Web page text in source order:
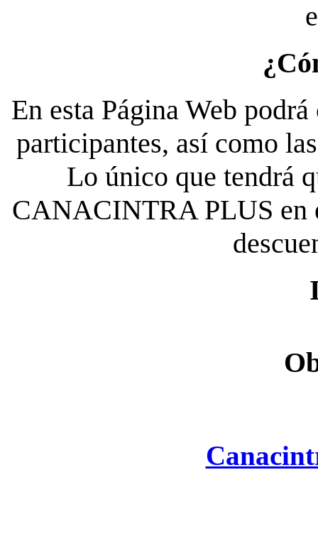
En esta Página Web
participantes, así como
Lo único que tendrá
CANACINTRA PLUS en